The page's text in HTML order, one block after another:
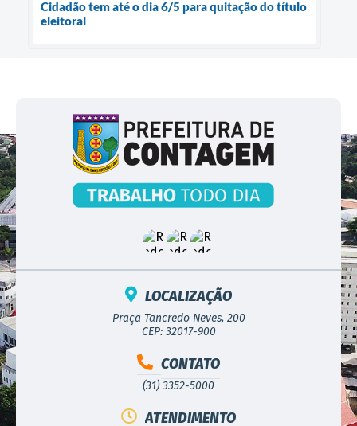
Cidadão tem até o dia 6/5 para quitação do título
eleitoral
LOCALIZAÇÃO
Praça Tancredo Neves, 200
CEP: 32017-900
CONTATO
(31) 3352-5000
ATENDIMENTO